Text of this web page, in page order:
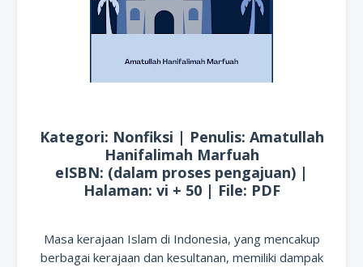
Kategori: Nonfiksi | Penulis: Amatullah
Hanifalimah Marfuah
eISBN: (dalam proses pengajuan) |
Halaman: vi + 50 | File: PDF
Masa kerajaan Islam di Indonesia, yang mencakup
berbagai kerajaan dan kesultanan, memiliki dampak